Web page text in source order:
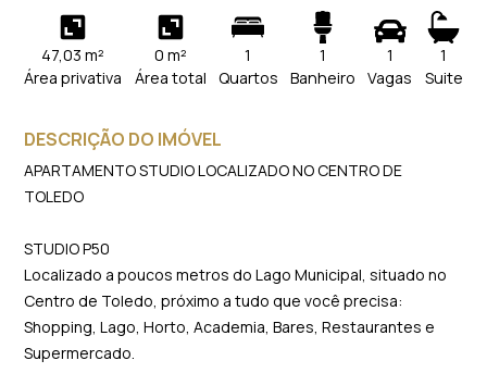
47,03 m²
Área privativa
0 m²
Área total
1
Quartos
1
Banheiro
1
Vagas
1
Suite
DESCRIÇÃO DO IMÓVEL
APARTAMENTO STUDIO LOCALIZADO NO CENTRO DE
TOLEDO
STUDIO P50
Localizado a poucos metros do Lago Municipal, situado no
Centro de Toledo, próximo a tudo que você precisa:
Shopping, Lago, Horto, Academia, Bares, Restaurantes e
Supermercado.